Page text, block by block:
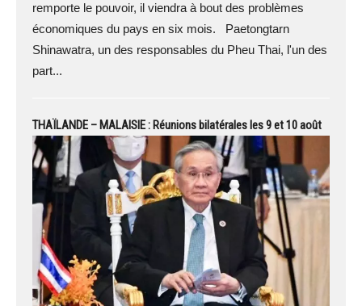
remporte le pouvoir, il viendra à bout des problèmes
économiques du pays en six mois. Paetongtarn
Shinawatra, un des responsables du Pheu Thai, l'un des
part...
THAÏLANDE – MALAISIE : Réunions bilatérales les 9 et 10 août